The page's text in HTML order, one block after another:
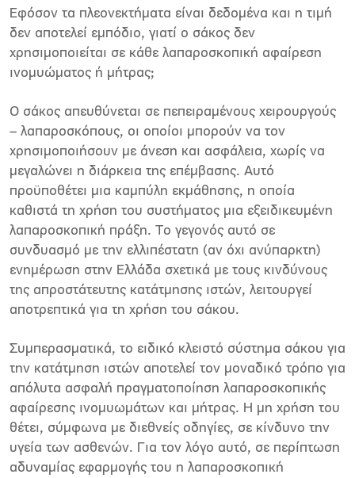
Εφόσον τα πλεονεκτήματα είναι δεδομένα και η τιμή
δεν αποτελεί εμπόδιο, γιατί ο σάκος δεν
χρησιμοποιείται σε κάθε λαπαροσκοπική αφαίρεση
ινομυώματος ή μήτρας;
Ο σάκος απευθύνεται σε πεπειραμένους χειρουργούς
– λαπαροσκόπους, οι οποίοι μπορούν να τον
χρησιμοποιήσουν με άνεση και ασφάλεια, χωρίς να
μεγαλώνει η διάρκεια της επέμβασης. Αυτό
προϋποθέτει μια καμπύλη εκμάθησης, η οποία
καθιστά τη χρήση του συστήματος μια εξειδικευμένη
λαπαροσκοπική πράξη. Το γεγονός αυτό σε
συνδυασμό με την ελλιπέστατη (αν όχι ανύπαρκτη)
ενημέρωση στην Ελλάδα σχετικά με τους κινδύνους
της απροστάτευτης κατάτμησης ιστών, λειτουργεί
αποτρεπτικά για τη χρήση του σάκου.
Συμπερασματικά, το ειδικό κλειστό σύστημα σάκου για
την κατάτμηση ιστών αποτελεί τον μοναδικό τρόπο για
απόλυτα ασφαλή πραγματοποίηση λαπαροσκοπικής
αφαίρεσης ινομυωμάτων και μήτρας. Η μη χρήση του
θέτει, σύμφωνα με διεθνείς οδηγίες, σε κίνδυνο την
υγεία των ασθενών. Για τον λόγο αυτό, σε περίπτωση
αδυναμίας εφαρμογής του η λαπαροσκοπική